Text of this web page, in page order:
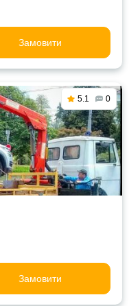
Замовити
5.1 0
Замовити